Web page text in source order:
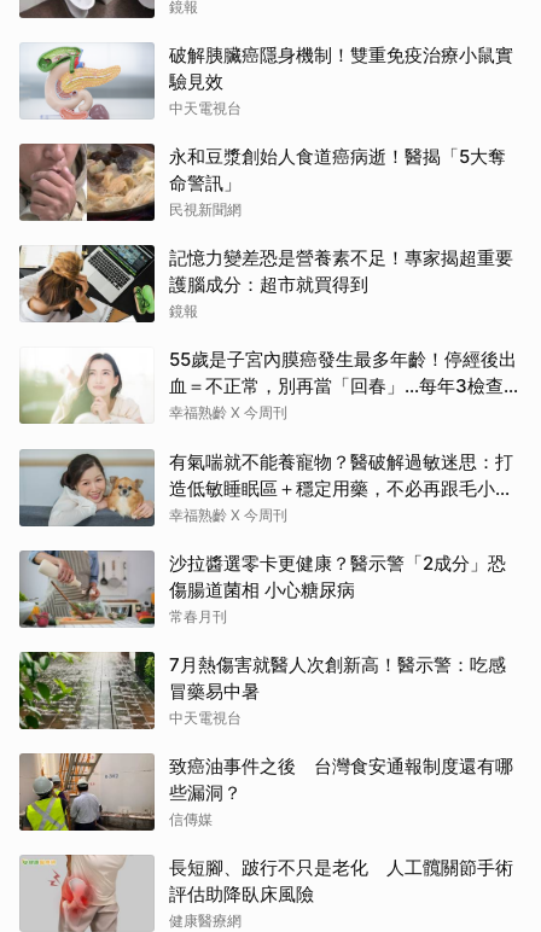
大
鏡報
破解胰臟癌隱身機制！雙重免疫治療小鼠實
驗見效
中天電視台
永和豆漿創始人食道癌病逝！醫揭「5大奪
命警訊」
民視新聞網
記憶力變差恐是營養素不足！專家揭超重要
護腦成分：超市就買得到
鏡報
55歲是子宮內膜癌發生最多年齡！停經後出
血＝不正常，別再當「回春」…每年3檢查保
命：早期治癒率達9成5
幸福熟齡 X 今周刊
有氣喘就不能養寵物？醫破解過敏迷思：打
造低敏睡眠區＋穩定用藥，不必再跟毛小孩
分離
幸福熟齡 X 今周刊
沙拉醬選零卡更健康？醫示警「2成分」恐
傷腸道菌相 小心糖尿病
常春月刊
7月熱傷害就醫人次創新高！醫示警：吃感
冒藥易中暑
中天電視台
致癌油事件之後 台灣食安通報制度還有哪
些漏洞？
信傳媒
長短腳、跛行不只是老化 人工髖關節手術
評估助降臥床風險
健康醫療網